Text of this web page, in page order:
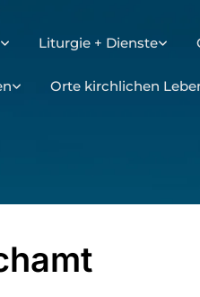
Liturgie + Dienste
Orte kirchlichen